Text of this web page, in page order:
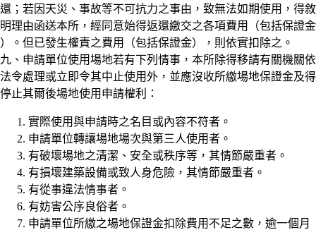
還；若因天災、事故等不可抗力之事由，致無法如期使用，得敘
明理由函送本所，經同意始得返還繳交之各項費用（包括保證金
）。但已發生權責之費用（包括保證金），則依實扣除之。
九、申請單位使用場地若有下列情事，本所除得移請有關機關依
法令處理或立即令其中止使用外，並應沒收所繳場地保證金及得
停止其爾後場地使用申請權利：
實際使用與申請時之名目或內容不符者。
申請單位轉讓場地場次與第三人使用者。
有破壞場地之清潔、安全或秩序等，其情節嚴重者。
有損壞建築設備或致人身危險，其情節嚴重者。
有從事違法情事者。
有妨害公序良俗者。
申請單位所繳之場地保證金扣除費用不足之數，逾一個月